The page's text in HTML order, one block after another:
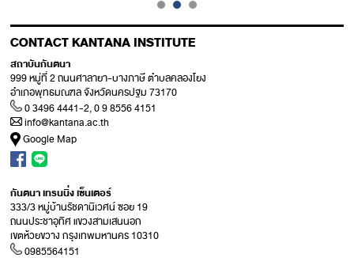
CONTACT KANTANA INSTITUTE
สถาบันกันตนา
999 หมู่ที่ 2 ถนนศาลายา-บางภาษี ตำบลคลองโยง
อำเภอพุทธมณฑล จังหวัดนครปฐม 73170
0 3496 4441-2, 0 9 8556 4151
info@kantana.ac.th
Google Map
กันตนา เทรนนิ่ง เซ็นเตอร์
333/3 หมู่บ้านรัชดานิเวศน์ ซอย 19
ถนนประชาอุทิศ แขวงสามเสนนอก
เขตห้วยขวาง กรุงเทพมหานคร 10310
0985564151